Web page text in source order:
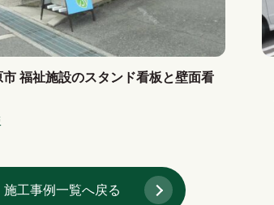
市 福祉施設のスタンド看板と壁面看
施工事例一覧へ戻る